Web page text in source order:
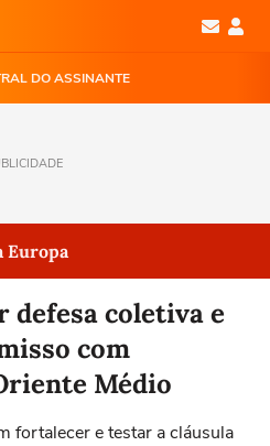
DO ASSINANTE
Europa
defesa coletiva e
com
Médio
fortalecer e testar a cláusula